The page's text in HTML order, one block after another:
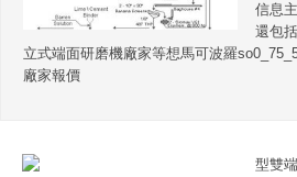
信息
還包
立式端面研磨機廠家等想馬可波羅
廠家報價
型雙